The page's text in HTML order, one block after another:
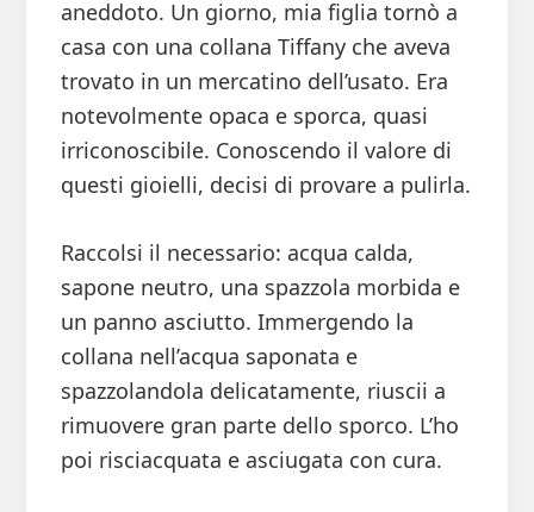
aneddoto. Un giorno, mia figlia tornò a
casa con una collana Tiffany che aveva
trovato in un mercatino dell’usato. Era
notevolmente opaca e sporca, quasi
irriconoscibile. Conoscendo il valore di
questi gioielli, decisi di provare a pulirla.
Raccolsi il necessario: acqua calda,
sapone neutro, una spazzola morbida e
un panno asciutto. Immergendo la
collana nell’acqua saponata e
spazzolandola delicatamente, riuscii a
rimuovere gran parte dello sporco. L’ho
poi risciacquata e asciugata con cura.